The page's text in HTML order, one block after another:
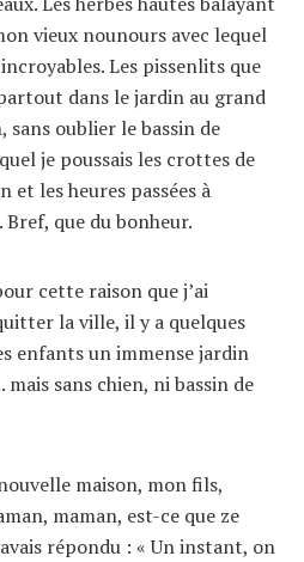
vieux nounours avec lequel
Les pissenlits que
dans le jardin au grand
sans oublier le bassin de
je poussais les crottes de
et les heures passées à
que du bonheur.
cette raison que j’ai
la ville, il y a quelques
enfants un immense jardin
sans chien, ni bassin de
maison, mon fils,
maman, est-ce que ze
répondu : « Un instant, on